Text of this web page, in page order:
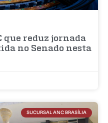
que reduz jornada
no Senado nesta
SUCURSAL ANC BRASÍLIA